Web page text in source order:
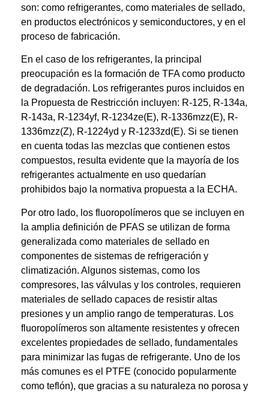
son: como refrigerantes, como materiales de sellado,
en productos electrónicos y semiconductores, y en el
proceso de fabricación.
En el caso de los refrigerantes, la principal
preocupación es la formación de TFA como producto
de degradación. Los refrigerantes puros incluidos en
la Propuesta de Restricción incluyen: R-125, R-134a,
R-143a, R-1234yf, R-1234ze(E), R-1336mzz(E), R-
1336mzz(Z), R-1224yd y R-1233zd(E). Si se tienen
en cuenta todas las mezclas que contienen estos
compuestos, resulta evidente que la mayoría de los
refrigerantes actualmente en uso quedarían
prohibidos bajo la normativa propuesta a la ECHA.
Por otro lado, los fluoropolímeros que se incluyen en
la amplia definición de PFAS se utilizan de forma
generalizada como materiales de sellado en
componentes de sistemas de refrigeración y
climatización. Algunos sistemas, como los
compresores, las válvulas y los controles, requieren
materiales de sellado capaces de resistir altas
presiones y un amplio rango de temperaturas. Los
fluoropolímeros son altamente resistentes y ofrecen
excelentes propiedades de sellado, fundamentales
para minimizar las fugas de refrigerante. Uno de los
más comunes es el PTFE (conocido popularmente
como teflón), que gracias a su naturaleza no porosa y